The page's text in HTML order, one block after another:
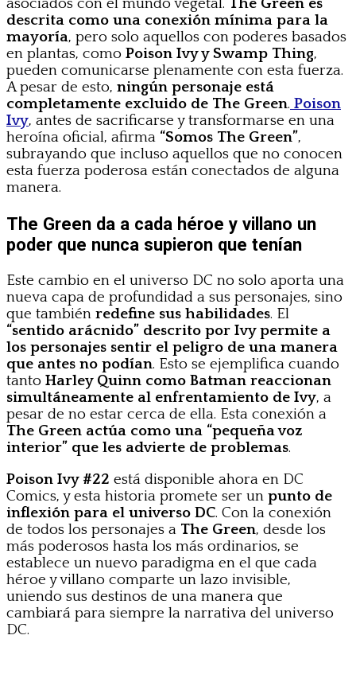
descrita como una conexión mínima para la
mayoría, pero solo aquellos con poderes basados
en plantas, como Poison Ivy y Swamp Thing,
pueden comunicarse plenamente con esta fuerza.
A pesar de esto, ningún personaje está
completamente excluido de The Green. Poison
Ivy, antes de sacrificarse y transformarse en una
heroína oficial, afirma “Somos The Green”,
subrayando que incluso aquellos que no conocen
esta fuerza poderosa están conectados de alguna
manera.
The Green da a cada héroe y villano un
poder que nunca supieron que tenían
Este cambio en el universo DC no solo aporta una
nueva capa de profundidad a sus personajes, sino
que también redefine sus habilidades. El
“sentido arácnido” descrito por Ivy permite a
los personajes sentir el peligro de una manera
que antes no podían. Esto se ejemplifica cuando
tanto Harley Quinn como Batman reaccionan
simultáneamente al enfrentamiento de Ivy, a
pesar de no estar cerca de ella. Esta conexión a
The Green actúa como una “pequeña voz
interior” que les advierte de problemas.
Poison Ivy #22 está disponible ahora en DC
Comics, y esta historia promete ser un punto de
inflexión para el universo DC. Con la conexión
de todos los personajes a The Green, desde los
más poderosos hasta los más ordinarios, se
establece un nuevo paradigma en el que cada
héroe y villano comparte un lazo invisible,
uniendo sus destinos de una manera que
cambiará para siempre la narrativa del universo
DC.